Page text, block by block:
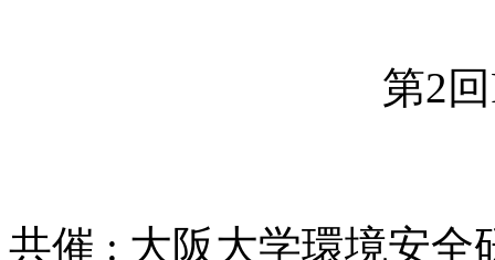
第2
共催 : 大阪大学環境安